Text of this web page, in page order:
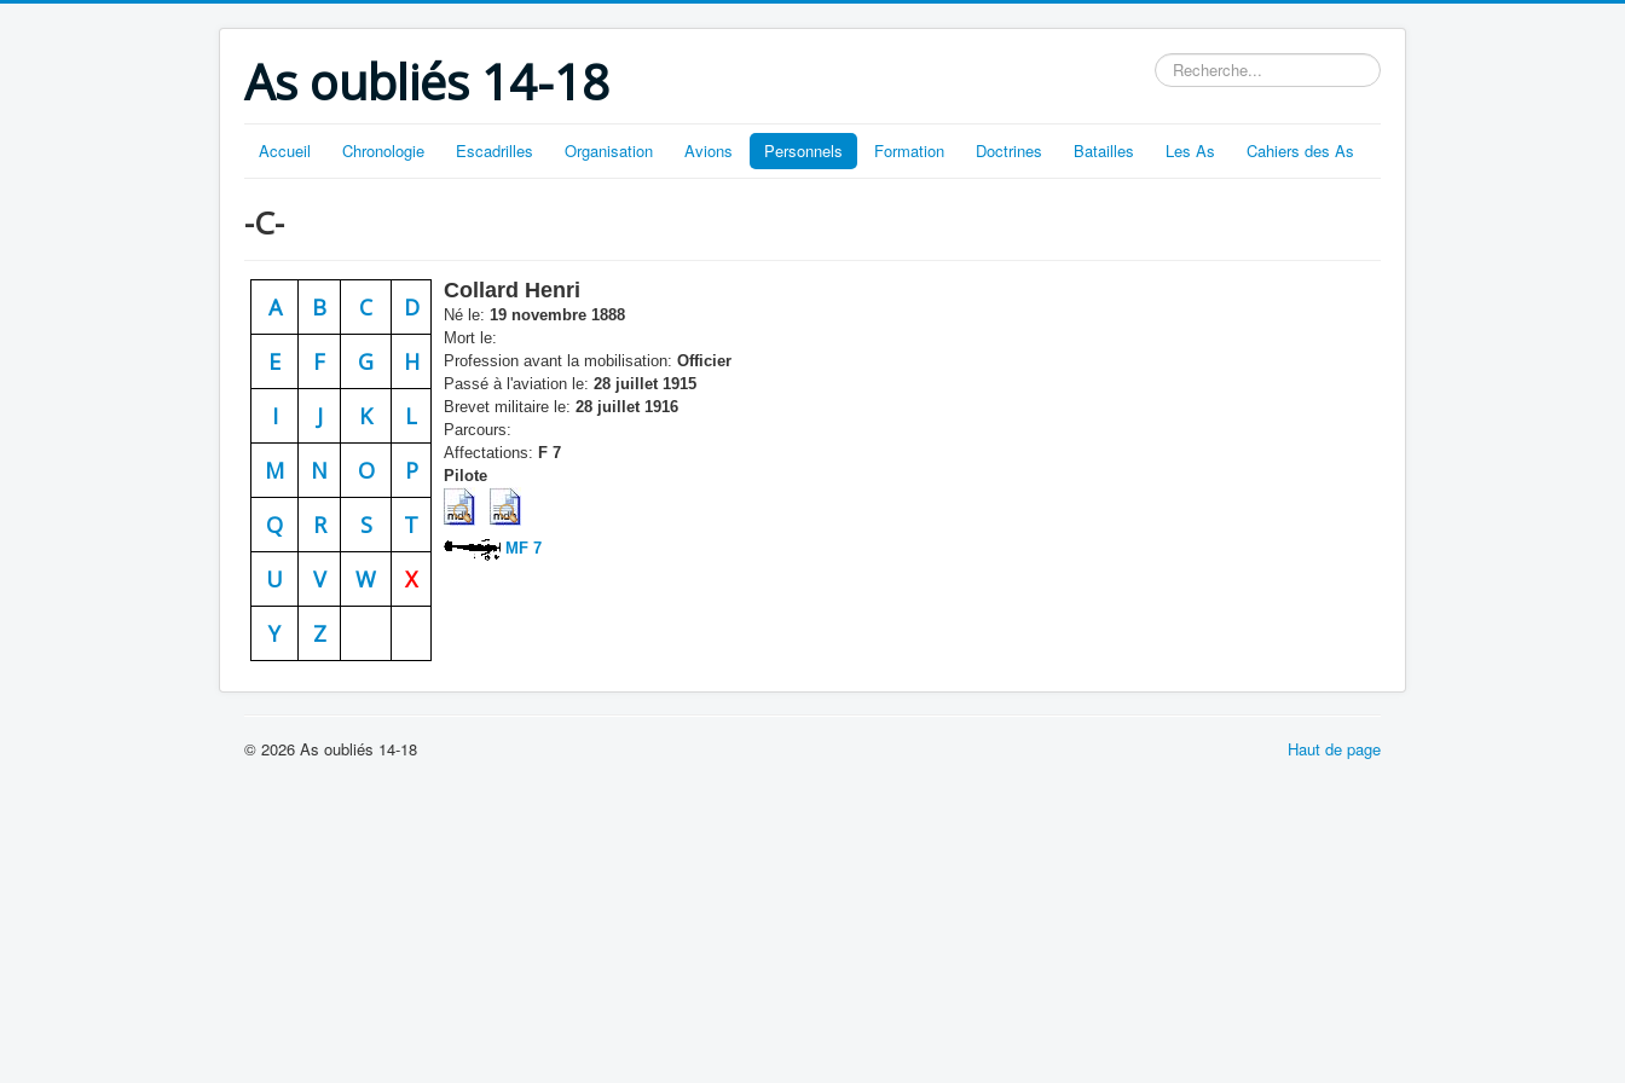
As oubliés 14-18 Rechercher
Accueil Chronologie Escadrilles Organisation Avions Personnels Formation Doctrines Batailles Les As Cahiers des As
-C-
A B C
D
E
F G
H
I
J K
L
M
N O
P
Q
R S
T
U
V W
X
Y
Z
Collard Henri
Né le: 19 novembre 1888
Mort le:
Profession avant la mobilisation: Officier
Passé à l'aviation le: 28 juillet 1915
Brevet militaire le: 28 juillet 1916
Parcours:
Affectations: F 7
Pilote
MF 7
Haut de page
© 2026 As oubliés 14-18